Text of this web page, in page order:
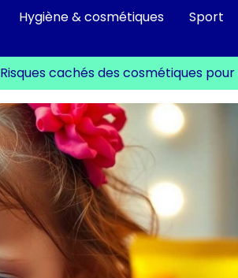
Hygiène & cosmétiques Sport
Risques cachés des cosmétiques